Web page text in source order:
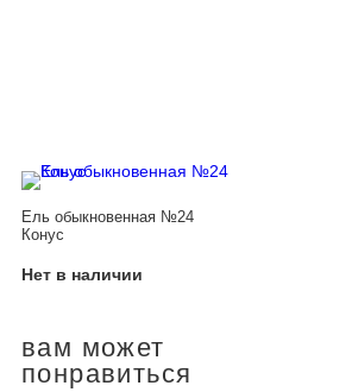
Ель обыкновенная №24
Конус
Нет в наличии
вам может
понравиться